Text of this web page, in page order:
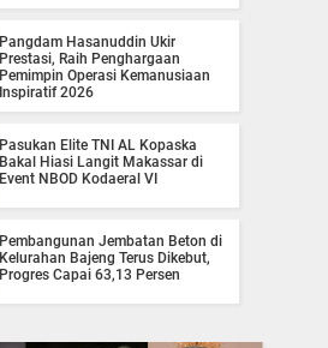
Pangdam Hasanuddin Ukir
Prestasi, Raih Penghargaan
Pemimpin Operasi Kemanusiaan
Inspiratif 2026
Pasukan Elite TNI AL Kopaska
Bakal Hiasi Langit Makassar di
Event NBOD Kodaeral VI
Pembangunan Jembatan Beton di
Kelurahan Bajeng Terus Dikebut,
Progres Capai 63,13 Persen